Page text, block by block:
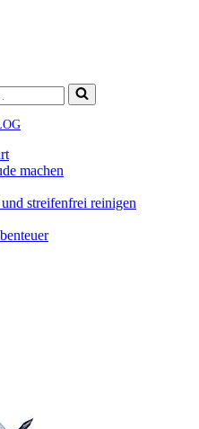
machen
streifenfrei reinigen